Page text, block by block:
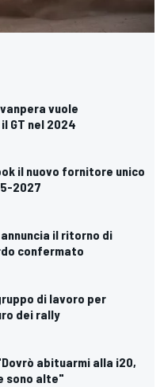
vuole
GT nel 2024
il nuovo fornitore unico
2027
annuncia il ritorno di
confermato
di lavoro per
dei rally
abituarmi alla i20,
sono alte"